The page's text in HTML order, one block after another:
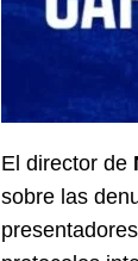
El director de
sobre las